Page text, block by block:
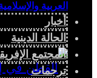
العربية
أخبار
الحالة الدينية
المجتمع
ترجمات